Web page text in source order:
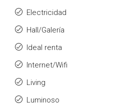
Electricidad
Hall/Galería
Ideal renta
Internet/Wifi
Living
Luminoso